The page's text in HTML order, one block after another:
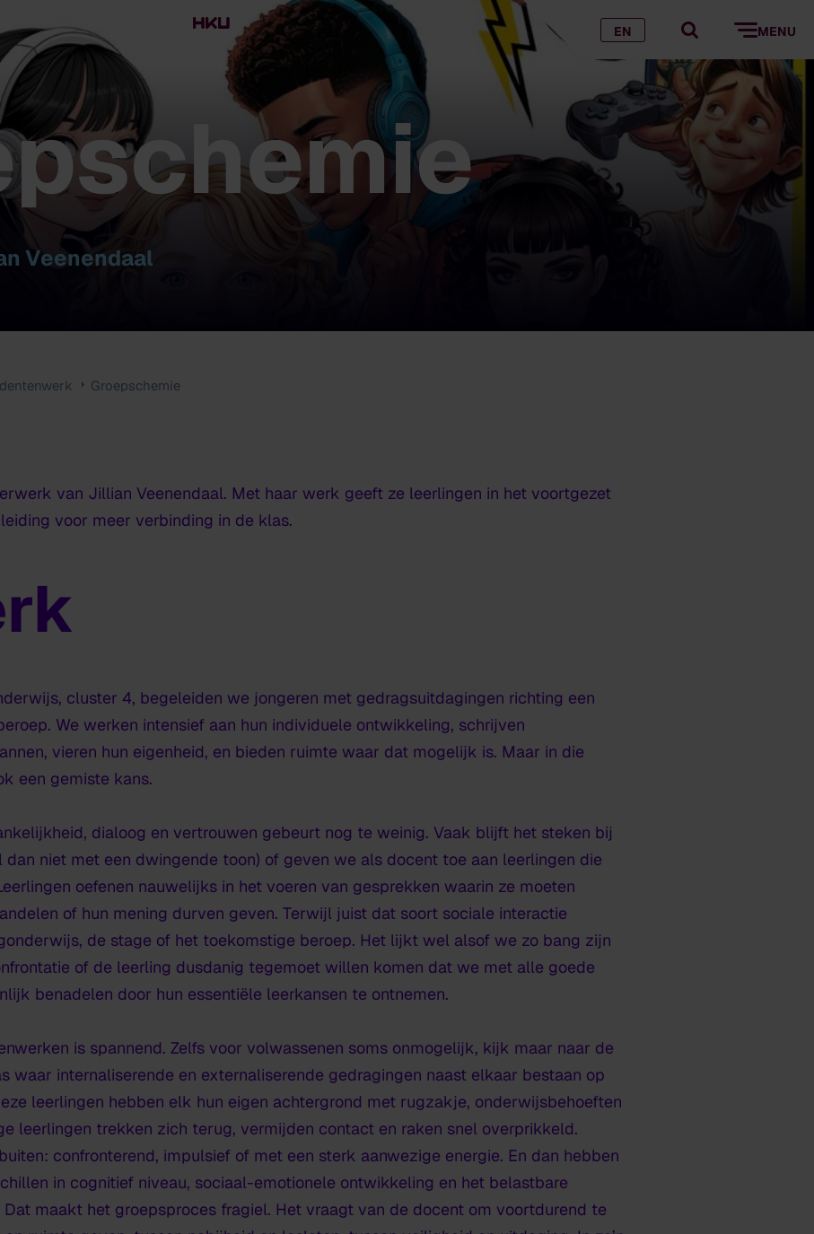
EN MENU
Veenendaal
Groepschemie
van Jillian Veenendaal. Met haar werk geeft ze leerlingen in het voortgezet
voor meer verbinding in de klas.
cluster 4, begeleiden we jongeren met gedragsuitdagingen richting een
We werken intensief aan hun individuele ontwikkeling, schrijven
vieren hun eigenheid, en bieden ruimte waar dat mogelijk is. Maar in die
een gemiste kans.
dialoog en vertrouwen gebeurt nog te weinig. Vaak blijft het steken bij
dan niet met een dwingende toon) of geven we als docent toe aan leerlingen die
oefenen nauwelijks in het voeren van gesprekken waarin ze moeten
of hun mening durven geven. Terwijl juist dat soort sociale interactie
de stage of het toekomstige beroep. Het lijkt wel alsof we zo bang zijn
of de leerling dusdanig tegemoet willen komen dat we met alle goede
benadelen door hun essentiële leerkansen te ontnemen.
is spannend. Zelfs voor volwassenen soms onmogelijk, kijk maar naar de
waar internaliserende en externaliserende gedragingen naast elkaar bestaan op
leerlingen hebben elk hun eigen achtergrond met rugzakje, onderwijsbehoeften
leerlingen trekken zich terug, vermijden contact en raken snel overprikkeld.
confronterend, impulsief of met een sterk aanwezige energie. En dan hebben
in cognitief niveau, sociaal-emotionele ontwikkeling en het belastbare
maakt het groepsproces fragiel. Het vraagt van de docent om voortdurend te